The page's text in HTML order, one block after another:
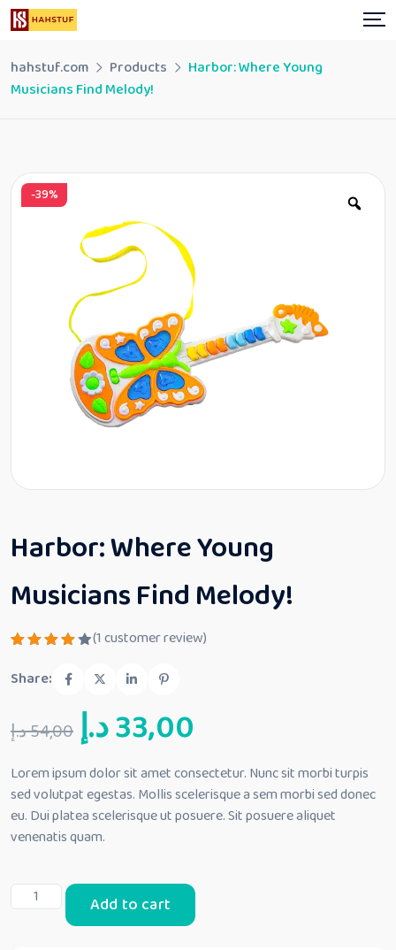
Skip
to
hahstuf.com Products
Harbor: Where Young
Musicians Find Melody!
-39%
Harbor: Where Young
Musicians Find Melody!
4.00
out of
on
custom
(1 customer review)
Share:
54,00د.إ
Original
price
was:
33,00د.إ
price
is:
Lorem ipsum dolor sit amet consectetur. Nunc sit morbi turpis
sed volutpat egestas. Mollis scelerisque a sem morbi sed donec
eu. Dui platea scelerisque ut posuere. Sit posuere aliquet
venenatis quam.
Harbor:
Where
Add to cart